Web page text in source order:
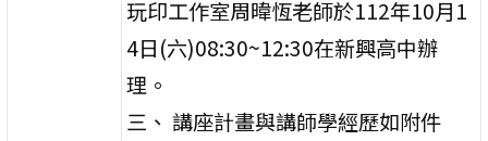
玩印工作室周暐恆老師於112年10月1
4日(六)08:30~12:30在新興高中辦
理。
三、 講座計畫與講師學經歷如附件